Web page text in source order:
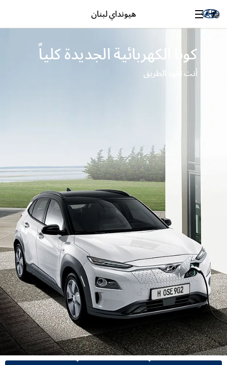
هيونداي لبنان
كونا الكهربائية الجديدة كلياً
أنت تقود الطريق